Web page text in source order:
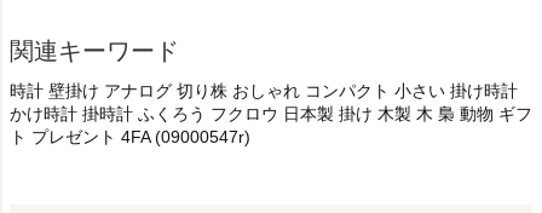
関連キーワード
時計 壁掛け アナログ 切り株 おしゃれ コンパクト 小さい 掛け時計
かけ時計 掛時計 ふくろう フクロウ 日本製 掛け 木製 木 梟 動物 ギフ
ト プレゼント 4FA (09000547r)